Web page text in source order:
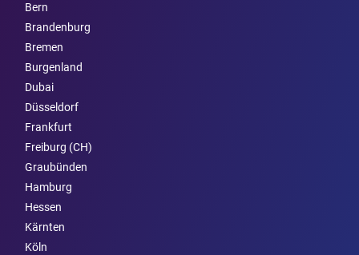
Bern
Brandenburg
Bremen
Burgen­land
Dubai
Düsseldorf
Frankfurt
Freiburg (CH)
Graubünden
Hamburg
Hessen
Kärnten
Köln